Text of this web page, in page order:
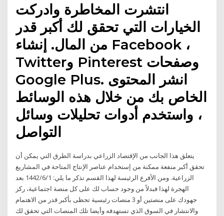
انتشرت المخاطرة وادركت
الخيارات التي تحقق لك أكبر قدر
من المال. إنشاء Facebook ،
Twitterو Pinterest وصفحات
Google Plus. انشر المحتوى
الخاص بك من خلال هذه الوسائط
، واستخدم أدوات تحليلات وسائل
التواصل
يتعلق هذا الجانب من الإقتصاد الزراعي بدراسة الطرق التي يمكن أن
تحقق أكبر منفعة ممكنة من إستخدام عناصر الإنتاج المتاحة في المشاريع
الزراعية. ومن الأفرع الرئيسة لهذا القسم نذكر ما يلي: 1‏‏/6‏‏/1442 بعد
الهجرة لهذا فبدلاً من وجود حساب لك على كل منصة اجتماعية، ركز
جهودك على منصتين أو 3 منصات رئيسية تحظى بأكبر قدر من الاهتمام
والانتشار في السوق الذي تستهدفه وأيضا تلك المنصات التي تحقق لك